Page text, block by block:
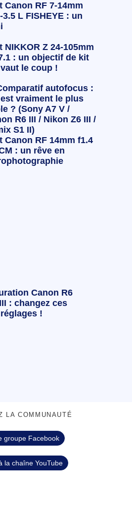
Canon RF 7-14mm
3.5 L FISHEYE : un
NIKKOR Z 24-105mm
: un objectif de kit
le coup !
autofocus :
vraiment le plus
? (Sony A7 V /
R6 III / Nikon Z6 III /
S1 II)
Canon RF 14mm f1.4
: un rêve en
Canon R6
: changez ces
réglages !
LA COMMUNAUTÉ
groupe Facebook
la chaîne YouTube